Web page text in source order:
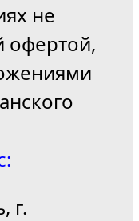
не
офертой,
г.